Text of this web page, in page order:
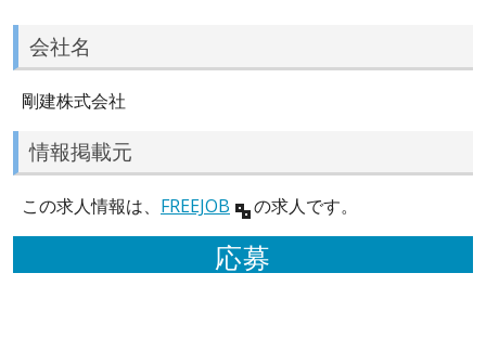
会社名
剛建株式会社
情報掲載元
この求人情報は、 FREEJOB の求人です。
応募